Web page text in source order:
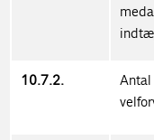
10.7.2.
Antal